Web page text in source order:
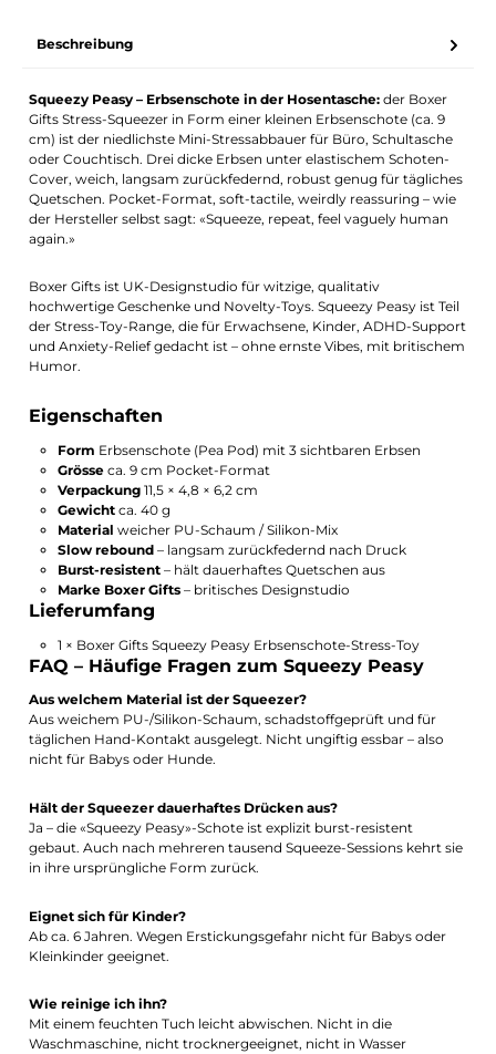
Beschreibung
Squeezy Peasy – Erbsenschote in der Hosentasche: der Boxer
Gifts Stress-Squeezer in Form einer kleinen Erbsenschote (ca. 9
cm) ist der niedlichste Mini-Stressabbauer für Büro, Schultasche
oder Couchtisch. Drei dicke Erbsen unter elastischem Schoten-
Cover, weich, langsam zurückfedernd, robust genug für tägliches
Quetschen. Pocket-Format, soft-tactile, weirdly reassuring – wie
der Hersteller selbst sagt: «Squeeze, repeat, feel vaguely human
again.»
Boxer Gifts ist UK-Designstudio für witzige, qualitativ
hochwertige Geschenke und Novelty-Toys. Squeezy Peasy ist Teil
der Stress-Toy-Range, die für Erwachsene, Kinder, ADHD-Support
und Anxiety-Relief gedacht ist – ohne ernste Vibes, mit britischem
Humor.
Eigenschaften
Form Erbsenschote (Pea Pod) mit 3 sichtbaren Erbsen
Grösseca. 9 cm Pocket-Format
Verpackung11,5 × 4,8 × 6,2 cm
Gewichtca. 40 g
Material weicher PU-Schaum / Silikon-Mix
Slow rebound– langsam zurückfedernd nach Druck
Burst-resistent– hält dauerhaftes Quetschen aus
Marke Boxer Gifts– britisches Designstudio
Lieferumfang
1 × Boxer Gifts Squeezy Peasy Erbsenschote-Stress-Toy
FAQ – Häufige Fragen zum Squeezy Peasy
Aus welchem Material ist der Squeezer?
Aus weichem PU-/Silikon-Schaum, schadstoffgeprüft und für
täglichen Hand-Kontakt ausgelegt. Nicht ungiftig essbar – also
nicht für Babys oder Hunde.
Hält der Squeezer dauerhaftes Drücken aus?
Ja – die «Squeezy Peasy»-Schote ist explizit burst-resistent
gebaut. Auch nach mehreren tausend Squeeze-Sessions kehrt sie
in ihre ursprüngliche Form zurück.
Eignet sich für Kinder?
Ab ca. 6 Jahren. Wegen Erstickungsgefahr nicht für Babys oder
Kleinkinder geeignet.
Wie reinige ich ihn?
Mit einem feuchten Tuch leicht abwischen. Nicht in die
Waschmaschine, nicht trocknergeeignet, nicht in Wasser